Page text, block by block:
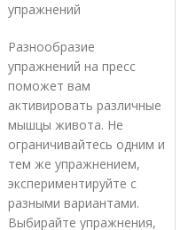
упражнений
Разнообразие
упражнений на пресс
поможет вам
активировать различные
мышцы живота. Не
ограничивайтесь одним и
тем же упражнением,
экспериментируйте с
разными вариантами.
Выбирайте упражнения,